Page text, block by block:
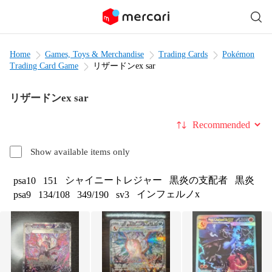
Home Games, Toys & Merchandise Trading Cards
Pokémon
Trading Card Game
リザードンex sar
リザードンex sar
Show available items only
Sort by
psa10 151 シャイニートレジャー 黒炎の支配者
黒炎
psa9
134/108 349/190 sv3 インフェルノx